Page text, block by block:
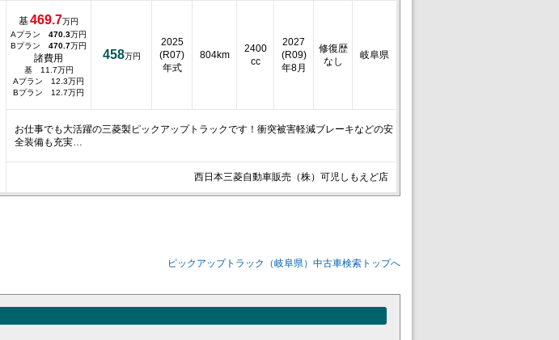
基469.7万円
Aプラン 470.3万円
Bプラン 470.7万円
諸費用
基 11.7万円
Aプラン 12.3万円
Bプラン 12.7万円
458万円
2025
(R07)
年式
804km
2400
cc
2027
(R09)
年8月
修復歴
なし
岐阜県
お仕事でも大活躍の三菱製ピックアップトラックです！衝突被害軽減ブレーキなどの安
全装備も充実…
西日本三菱自動車販売（株）可児しもえど店
ピックアップトラック（岐阜県）中古車検索トップへ